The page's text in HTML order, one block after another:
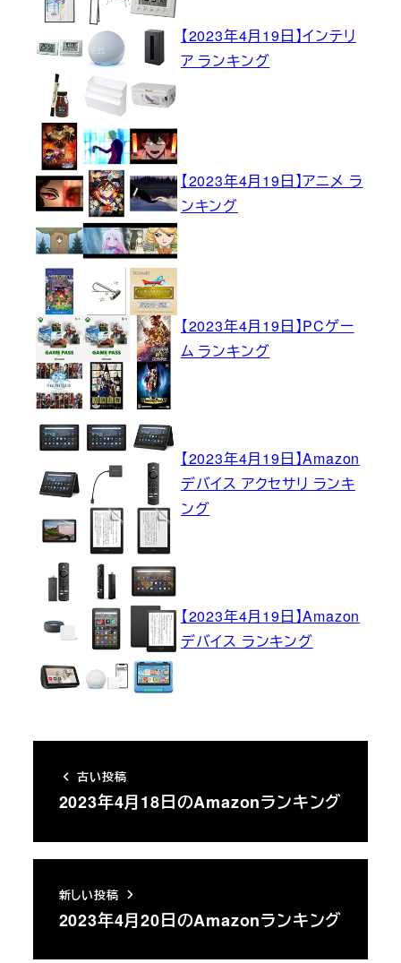
【2023年4月19日】インテリ
ア ランキング
【2023年4月19日】アニメ ラ
ンキング
【2023年4月19日】PCゲー
ム ランキング
【2023年4月19日】Amazon
デバイス アクセサリ ランキ
ング
【2023年4月19日】Amazon
デバイス ランキング
古い投稿
2023年4月18日のAmazonランキング
新しい投稿
2023年4月20日のAmazonランキング